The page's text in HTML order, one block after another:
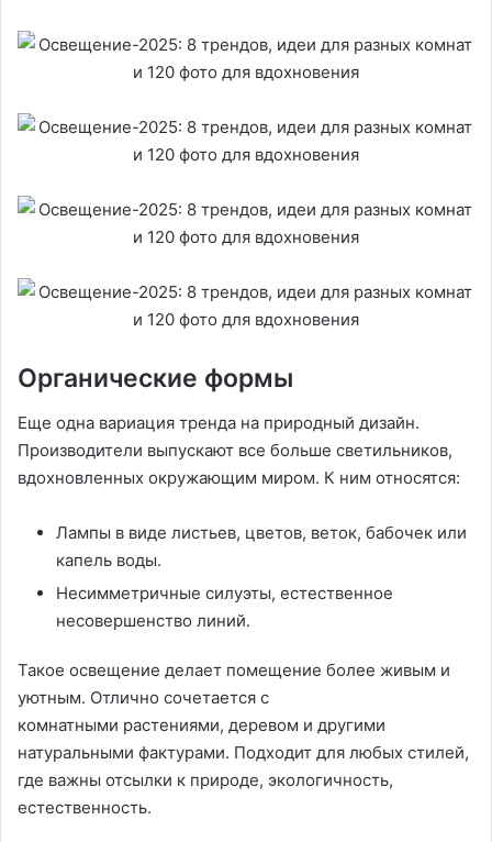
Органические формы
Еще одна вариация тренда на природный дизайн.
Производители выпускают все больше светильников,
вдохновленных окружающим миром. К ним относятся:
Лампы в виде листьев, цветов, веток, бабочек или
капель воды.
Несимметричные силуэты, естественное
несовершенство линий.
Такое освещение делает помещение более живым и
уютным. Отлично сочетается с
комнатными растениями, деревом и другими
натуральными фактурами. Подходит для любых стилей,
где важны отсылки к природе, экологичность,
естественность.